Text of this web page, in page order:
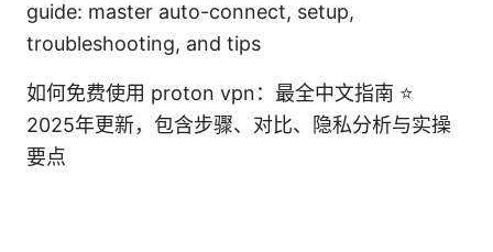
guide: master auto-connect, setup,
troubleshooting, and tips
如何免费使用 proton vpn：最全中文指南 ⭐
2025年更新，包含步骤、对比、隐私分析与实操
要点